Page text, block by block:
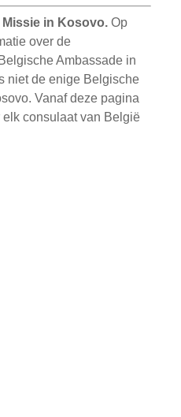
in Kosovo. Op
over de
Ambassade in
niet de enige Belgische
Vanaf deze pagina
consulaat van België